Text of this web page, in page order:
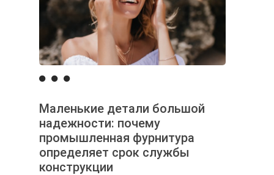
Маленькие детали большой
надежности: почему
промышленная фурнитура
определяет срок службы
конструкции